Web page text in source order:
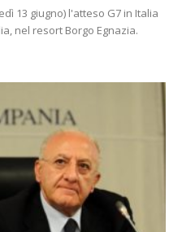
13 giugno) l'atteso G7 in Italia
nel resort Borgo Egnazia.